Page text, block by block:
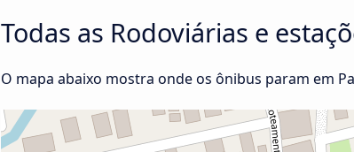
Todas as Rodoviárias e
O mapa abaixo mostra onde os ônibus param em